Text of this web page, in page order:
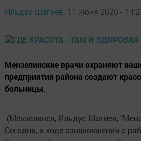
Ильдус Шагиев, 11 июня 2020 -
Мензелинские врачи охраняют
предприятия района создают
больницы.
(Мензелинск, Ильдус Шагиев,
Сегодня, в ходе ознакомления с